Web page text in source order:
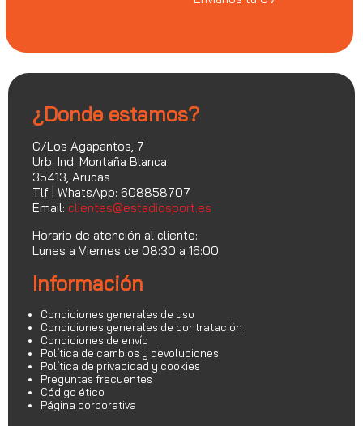
¿Donde estamos?
C/Los Agapantos, 7
Urb. Ind. Montaña Blanca
35413, Arucas
Tlf | WhatsApp: 608858707
Email: clientes@estadiosport.es
Horario de atención al cliente:
Lunes a Viernes de 08:30 a 16:00
Información
Condiciones generales de uso
Condiciones generales de contratación
Condiciones de envío
Política de cambios y devoluciones
Política de privacidad y cookies
Preguntas frecuentes
Código ético
Página corporativa